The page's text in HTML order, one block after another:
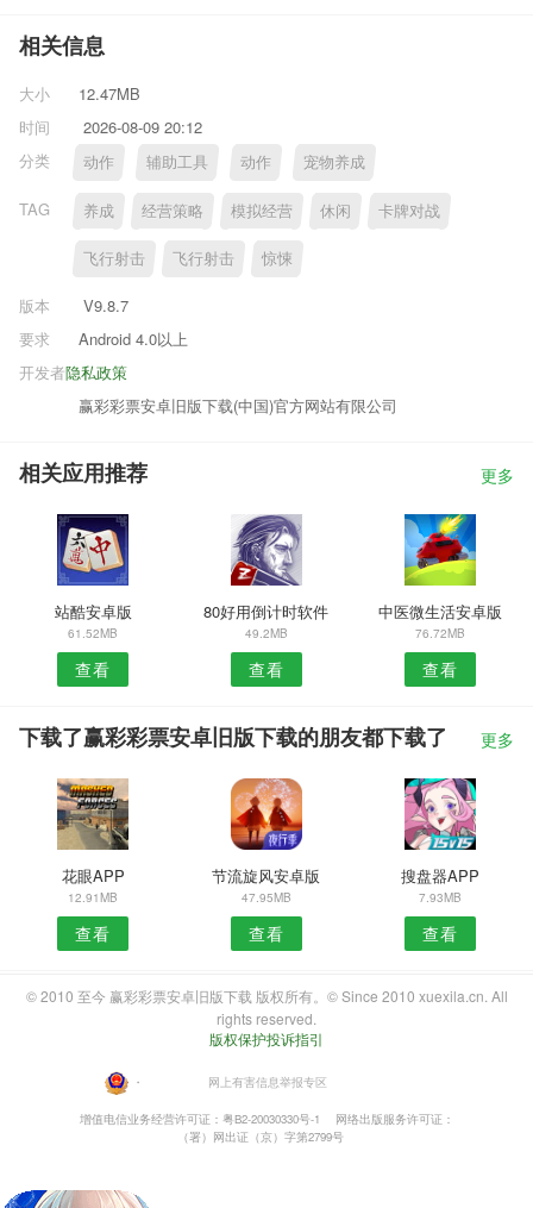
相关信息
大小
12.47MB
时间
2026-08-09 20:12
分类
动作 辅助工具 动作 宠物养成
TAG 养成 经营策略 模拟经营 休闲 卡牌对战
飞行射击 飞行射击 惊悚
版本
V9.8.7
要求
Android 4.0以上
隐私政策
开发者
赢彩彩票安卓旧版下载(中国)官方网站有限公司
相关应用推荐 更多
站酷安卓版
61.52MB
查看
80好用倒计时软件
49.2MB
查看
中医微生活安卓版
76.72MB
查看
下载了赢彩彩票安卓旧版下载的朋友都下载了 更多
花眼APP
12.91MB
查看
节流旋风安卓版
47.95MB
查看
搜盘器APP
7.93MB
查看
© 2010 至今 赢彩彩票安卓旧版下载 版权所有。© Since 2010 xuexila.cn. All
rights reserved.
版权保护投诉指引
・ 网上有害信息举报专区
增值电信业务经营许可证：粤B2-20030330号-1
网络出版服务许可证：
（署）网出证（京）字第2799号